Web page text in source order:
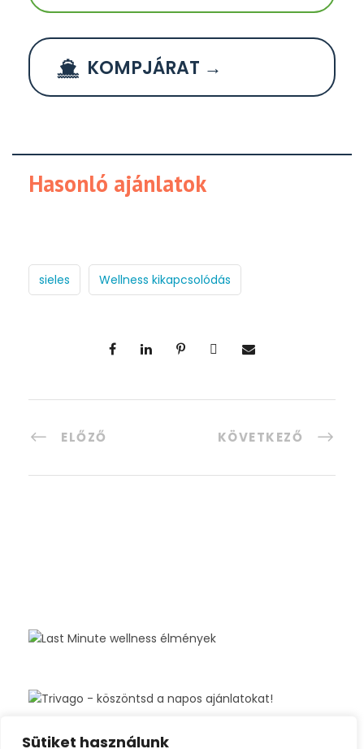
Sütiket használunk
KOMPJÁRAT →
Hasonló ajánlatok
sieles Wellness kikapcsolódás
ELŐZŐ KÖVETKEZŐ